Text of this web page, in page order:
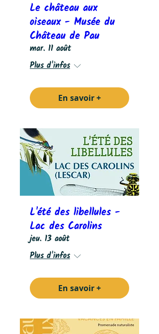
Le château aux
oiseaux - Musée du
Château de Pau
mar. 11 août
Plus d'infos
En savoir +
L'été des libellules -
Lac des Carolins
jeu. 13 août
Plus d'infos
En savoir +